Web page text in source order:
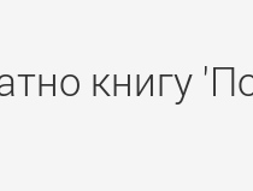
книгу